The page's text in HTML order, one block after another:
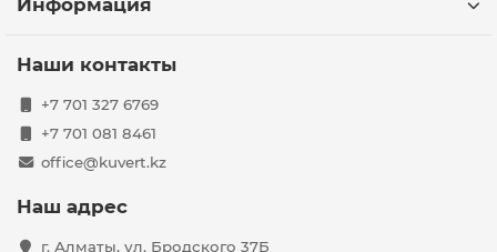
Информация
Наши контакты
+7 701 327 6769
+7 701 081 8461
office@kuvert.kz
Наш адрес
г. Алматы, ул. Бродского 37Б